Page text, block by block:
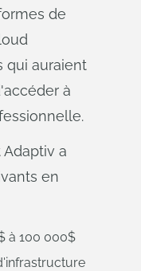
de
qui auraient
à
Adaptiv a
en
à 100 000$